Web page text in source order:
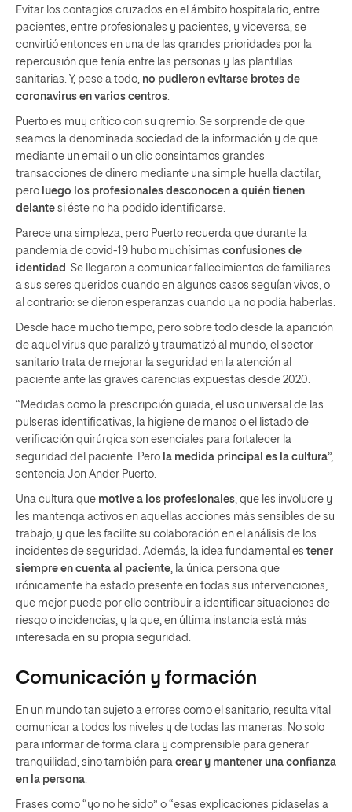
Evitar los contagios cruzados en el ámbito hospitalario, entre
pacientes, entre profesionales y pacientes, y viceversa, se
convirtió entonces en una de las grandes prioridades por la
repercusión que tenía entre las personas y las plantillas
sanitarias. Y, pese a todo, no pudieron evitarse brotes de
coronavirus en varios centros
Puerto es muy crítico con su gremio. Se sorprende de que
seamos la denominada sociedad de la información y de que
mediante un email o un clic consintamos grandes
transacciones de dinero mediante una simple huella dactilar,
pero luego los profesionales desconocen a quién tienen
delante si éste no ha podido identificarse.
Parece una simpleza, pero Puerto recuerda que durante la
pandemia de covid-19 hubo muchísimas confusiones de
identidad . Se llegaron a comunicar fallecimientos de familiares
a sus seres queridos cuando en algunos casos seguían vivos, o
al contrario: se dieron esperanzas cuando ya no podía haberlas.
Desde hace mucho tiempo, pero sobre todo desde la aparición
de aquel virus que paralizó y traumatizó al mundo, el sector
sanitario trata de mejorar la seguridad en la atención al
paciente ante las graves carencias expuestas desde 2020.
“Medidas como la prescripción guiada, el uso universal de las
pulseras identificativas, la higiene de manos o el listado de
verificación quirúrgica son esenciales para fortalecer la
seguridad del paciente. Pero la medida principal es la cultura”,
sentencia Jon Ander Puerto.
Una cultura que motive a los profesionales , que les involucre y
les mantenga activos en aquellas acciones más sensibles de su
trabajo, y que les facilite su colaboración en el análisis de los
incidentes de seguridad. Además, la idea fundamental es tener
siempre en cuenta al paciente , la única persona que
irónicamente ha estado presente en todas sus intervenciones,
que mejor puede por ello contribuir a identificar situaciones de
riesgo o incidencias, y la que, en última instancia está más
interesada en su propia seguridad.
Comunicación y formación
En un mundo tan sujeto a errores como el sanitario, resulta vital
comunicar a todos los niveles y de todas las maneras. No solo
para informar de forma clara y comprensible para generar
tranquilidad, sino también para crear y mantener una confianza
en la persona
Frases como “yo no he sido” o “esas explicaciones pídaselas a